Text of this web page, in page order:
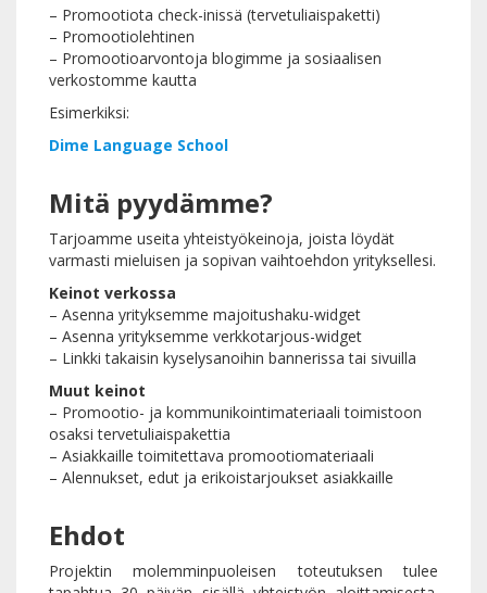
– Promootiota check-inissä (tervetuliaispaketti)
– Promootiolehtinen
– Promootioarvontoja blogimme ja sosiaalisen
verkostomme kautta
Esimerkiksi:
Dime Language School
Mitä pyydämme?
Tarjoamme useita yhteistyökeinoja, joista löydät
varmasti mieluisen ja sopivan vaihtoehdon yrityksellesi.
Keinot verkossa
– Asenna yrityksemme majoitushaku-widget
– Asenna yrityksemme verkkotarjous-widget
– Linkki takaisin kyselysanoihin bannerissa tai sivuilla
Muut keinot
– Promootio- ja kommunikointimateriaali toimistoon
osaksi tervetuliaispakettia
– Asiakkaille toimitettava promootiomateriaali
– Alennukset, edut ja erikoistarjoukset asiakkaille
Ehdot
Projektin molemminpuoleisen toteutuksen tulee